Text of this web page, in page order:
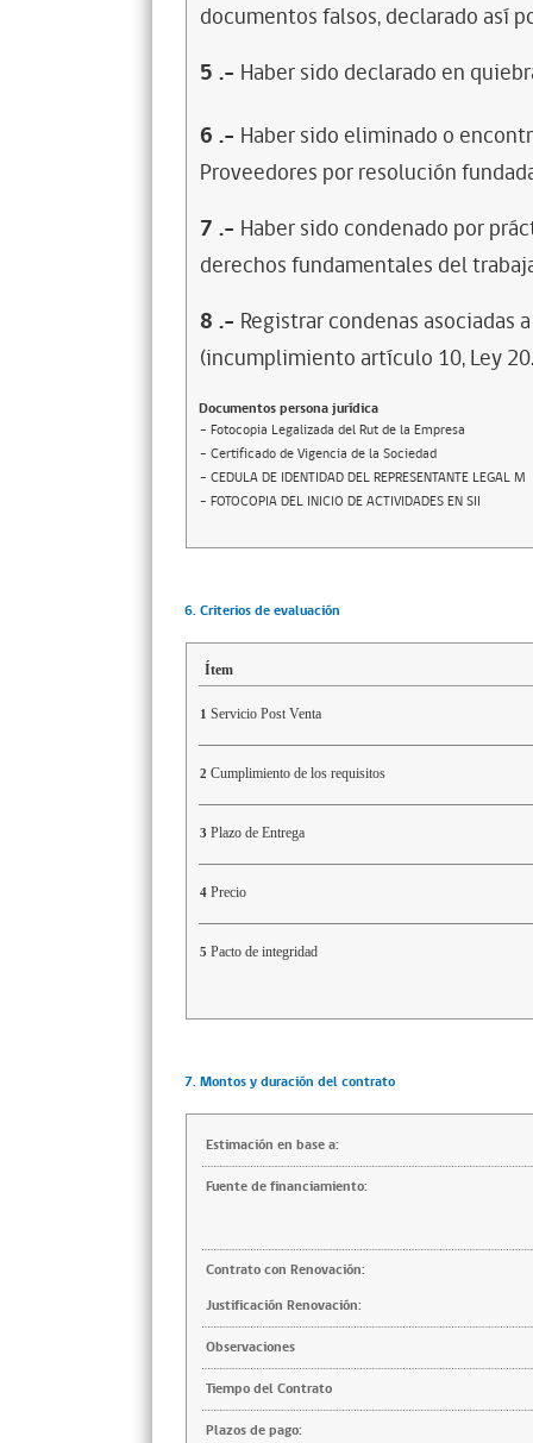
documentos falsos, declarado así
5 .- Haber sido declarado en
6 .- Haber sido eliminado o
Proveedores por resolución
7 .- Haber sido condenado por
derechos fundamentales del
8 .- Registrar condenas asociadas
(incumplimiento artículo 10, Ley
Documentos persona jurídica
- Fotocopia Legalizada del Rut de la Empresa
- Certificado de Vigencia de la Sociedad
- CEDULA DE IDENTIDAD DEL REPRESENTANTE LEGAL M
- FOTOCOPIA DEL INICIO DE ACTIVIDADES EN SII
6. Criterios de evaluación
Ítem
1 Servicio Post Venta
2 Cumplimiento de los requisitos
3 Plazo de Entrega
4 Precio
5 Pacto de integridad
7. Montos y duración del contrato
Estimación en base a:
Fuente de financiamiento:
Contrato con Renovación:
Justificación Renovación:
Observaciones
Tiempo del Contrato
Plazos de pago: